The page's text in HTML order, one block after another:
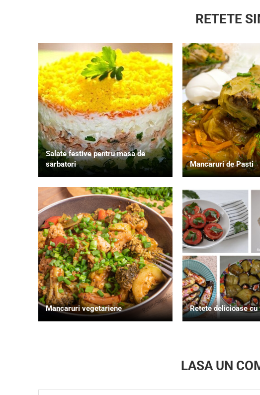
RETETE
Salate festive pentru masa de
sarbatori
Mancaruri de Pasti
Mancaruri vegetariene Retete delicioase cu
LASA UN